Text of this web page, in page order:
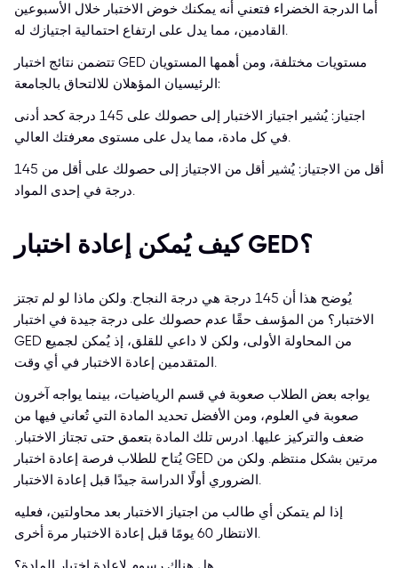
أما الدرجة الخضراء فتعني أنه يمكنك خوض الاختبار خلال الأسبوعين
القادمين، مما يدل على ارتفاع احتمالية اجتيازك له.
تتضمن نتائج اختبار GED مستويات مختلفة، ومن أهمها المستويان
الرئيسيان المؤهلان للالتحاق بالجامعة:
اجتياز: يُشير اجتياز الاختبار إلى حصولك على 145 درجة كحد أدنى
في كل مادة، مما يدل على مستوى معرفتك العالي.
أقل من الاجتياز: يُشير أقل من الاجتياز إلى حصولك على أقل من 145
درجة في إحدى المواد.
كيف يُمكن إعادة اختبار GED؟
يُوضح هذا أن 145 درجة هي درجة النجاح. ولكن ماذا لو لم تجتز
الاختبار؟ من المؤسف حقًا عدم حصولك على درجة جيدة في اختبار
GED من المحاولة الأولى، ولكن لا داعي للقلق، إذ يُمكن لجميع
المتقدمين إعادة الاختبار في أي وقت.
يواجه بعض الطلاب صعوبة في قسم الرياضيات، بينما يواجه آخرون
صعوبة في العلوم، ومن الأفضل تحديد المادة التي تُعاني فيها من
ضعف والتركيز عليها. ادرس تلك المادة بتعمق حتى تجتاز الاختبار.
يُتاح للطلاب فرصة إعادة اختبار GED مرتين بشكل منتظم. ولكن من
الضروري أولًا الدراسة جيدًا قبل إعادة الاختبار.
إذا لم يتمكن أي طالب من اجتياز الاختبار بعد محاولتين، فعليه
الانتظار 60 يومًا قبل إعادة الاختبار مرة أخرى.